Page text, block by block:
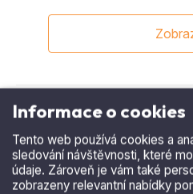
Informace o cookies
Tento web používá cookies a
sledování návštěvnosti, které
údaje. Zároveň je vám také
zobrazeny relevantní nabídky